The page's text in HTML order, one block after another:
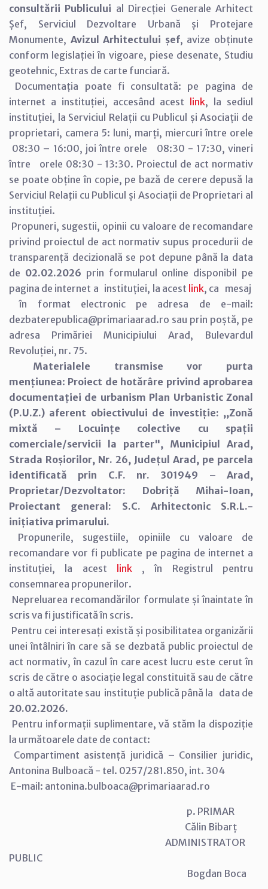
consultării Publicului al Direcției Generale Arhitect
Șef, Serviciul Dezvoltare Urbană și Protejare
Monumente, Avizul Arhitectului șef, avize obținute
conform legislației în vigoare, piese desenate, Studiu
geotehnic, Extras de carte funciară.
Documentația poate fi consultată: pe pagina de
internet a instituției, accesând acest link, la sediul
instituției, la Serviciul Relații cu Publicul și Asociații de
proprietari, camera 5: luni, marți, miercuri între orele
08:30 – 16:00, joi între orele 08:30 - 17:30, vineri
între orele 08:30 - 13:30. Proiectul de act normativ
se poate obține în copie, pe bază de cerere depusă la
Serviciul Relaţii cu Publicul și Asociații de Proprietari al
instituției.
Propuneri, sugestii, opinii cu valoare de recomandare
privind proiectul de act normativ supus procedurii de
transparență decizională se pot depune până la data
de 02.02.2026 prin formularul online disponibil pe
pagina de internet a instituției, la acest link, ca mesaj
în format electronic pe adresa de e-mail:
dezbaterepublica@primariaarad.ro sau prin poștă, pe
adresa Primăriei Municipiului Arad, Bulevardul
Revoluției, nr. 75.
Materialele transmise vor purta
mențiunea: Proiect de hotărâre privind aprobarea
documentației de urbanism Plan Urbanistic Zonal
(P.U.Z.) aferent obiectivului de investiție: ,,Zonă
mixtă – Locuințe colective cu spații
comerciale/servicii la parter", Municipiul Arad,
Strada Roșiorilor, Nr. 26, Județul Arad, pe parcela
identificată prin C.F. nr. 301949 – Arad,
Proprietar/Dezvoltator: Dobriță Mihai-Ioan,
Proiectant general: S.C. Arhitectonic S.R.L.-
inițiativa primarului.
Propunerile, sugestiile, opiniile cu valoare de
recomandare vor fi publicate pe pagina de internet a
instituției, la acest link, în Registrul pentru
consemnarea propunerilor.
Nepreluarea recomandărilor formulate și înaintate în
scris va fi justificată în scris.
Pentru cei interesați există și posibilitatea organizării
unei întâlniri în care să se dezbată public proiectul de
act normativ, în cazul în care acest lucru este cerut în
scris de către o asociație legal constituită sau de către
o altă autoritate sau instituție publică până la data de
20.02.2026.
Pentru informații suplimentare, vă stăm la dispoziție
la următoarele date de contact:
Compartiment asistență juridică – Consilier juridic,
Antonina Bulboacă - tel. 0257/281.850, int. 304
E-mail: antonina.bulboaca@primariaarad.ro
p. PRIMAR
Călin Bibarț
ADMINISTRATOR
PUBLIC
Bogdan Boca